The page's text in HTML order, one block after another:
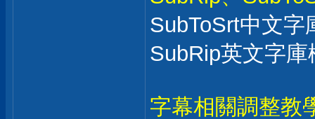
SubToSrt中文字
SubRip英文字庫
字幕相關調整教